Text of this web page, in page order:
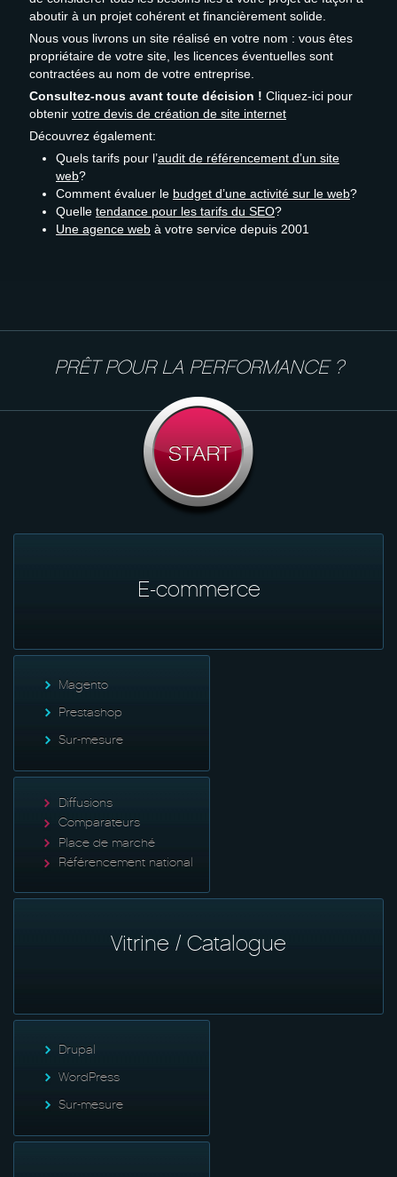
aboutir à un projet cohérent et financièrement solide.
Nous vous livrons un site réalisé en votre nom : vous êtes
propriétaire de votre site, les licences éventuelles sont
contractées au nom de votre entreprise.
Consultez-nous avant toute décision ! Cliquez-ici pour
obtenir votre devis de création de site internet
Découvrez également:
Quels tarifs pour l’audit de référencement d’un site
web?
Comment évaluer le budget d’une activité sur le web?
Quelle tendance pour les tarifs du SEO?
Une agence web à votre service depuis 2001
PRÊT POUR LA PERFORMANCE ?
E-commerce
Magento
Prestashop
Sur-mesure
Diffusions
Comparateurs
Place de marché
Référencement national
Vitrine / Catalogue
Drupal
WordPress
Sur-mesure